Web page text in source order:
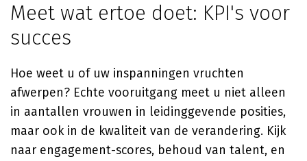
Meet wat ertoe doet: KPI's voor
succes
Hoe weet u of uw inspanningen vruchten
afwerpen? Echte vooruitgang meet u niet alleen
in aantallen vrouwen in leidinggevende posities,
maar ook in de kwaliteit van de verandering. Kijk
naar engagement-scores, behoud van talent, en